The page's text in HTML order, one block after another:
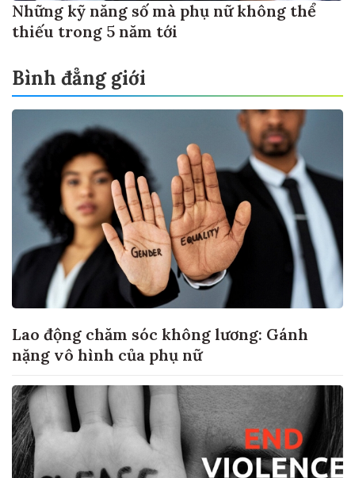
Những kỹ năng số mà phụ nữ không thể
thiếu trong 5 năm tới
Bình đẳng giới
Lao động chăm sóc không lương: Gánh
nặng vô hình của phụ nữ